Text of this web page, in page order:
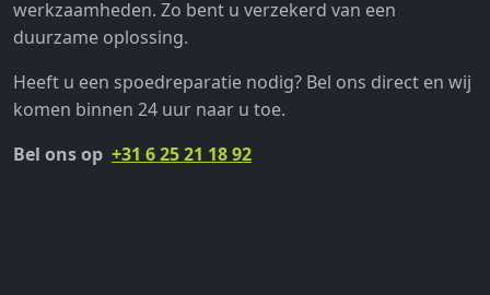
werkzaamheden. Zo bent u verzekerd van een
duurzame oplossing.
Heeft u een spoedreparatie nodig? Bel ons direct en wij
komen binnen 24 uur naar u toe.
Bel ons op +31 6 25 21 18 92